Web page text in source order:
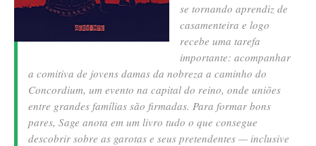
se tornando aprendiz de
casamenteira e logo
recebe uma tarefa
importante: acompanhar
a comitiva de jovens damas da nobreza a caminho do
Concordium, um evento na capital do reino, onde uniões
entre grandes famílias são firmadas. Para formar bons
pares, Sage anota em um livro tudo o que consegue
descobrir sobre as garotas e seus pretendentes — inclusive